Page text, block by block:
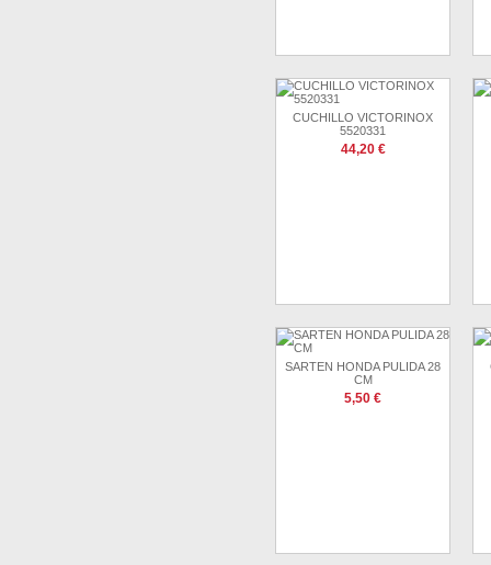
CUCHILLO VICTORINOX
5520331
44,20 €
SARTEN HONDA PULIDA 28
CM
5,50 €